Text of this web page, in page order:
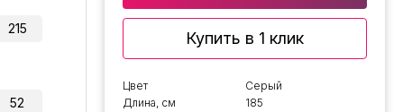
215
52
Купить в 1 клик
Цвет
Серый
Длина, см
185